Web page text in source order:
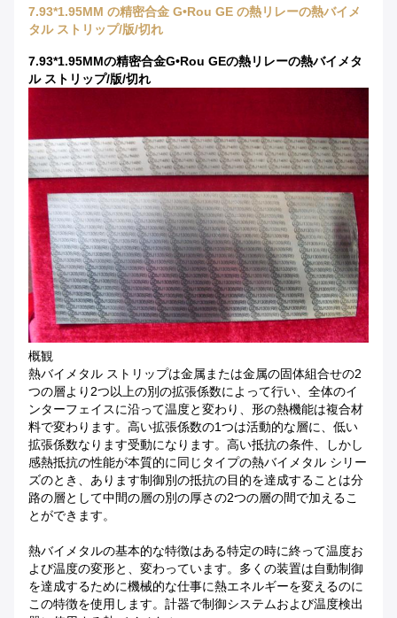
7.93*1.95MM の精密合金 G•Rou GE の熱リレーの熱バイメ
タル ストリップ/版/切れ
7.93*1.95MMの精密合金G•Rou GEの熱リレーの熱バイメタ
ル ストリップ/版/切れ
概観
熱バイメタル ストリップは金属または金属の固体組合せの2
つの層より2つ以上の別の拡張係数によって行い、全体のイ
ンターフェイスに沿って温度と変わり、形の熱機能は複合材
料で変わります。高い拡張係数の1つは活動的な層に、低い
拡張係数なります受動になります。高い抵抗の条件、しかし
感熱抵抗の性能が本質的に同じタイプの熱バイメタル シリー
ズのとき、あります制御別の抵抗の目的を達成することは分
路の層として中間の層の別の厚さの2つの層の間で加えるこ
とができます。
熱バイメタルの基本的な特徴はある特定の時に終って温度お
よび温度の変形と、変わっています。多くの装置は自動制御
を達成するために機械的な仕事に熱エネルギーを変えるのに
この特徴を使用します。計器で制御システムおよび温度検出